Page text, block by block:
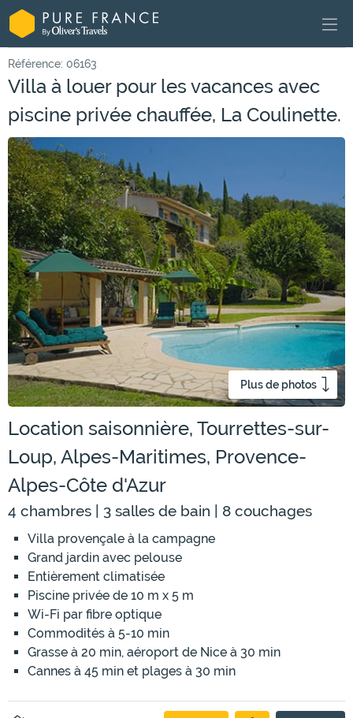
Référence: 06163
Villa à louer pour les vacances avec
piscine privée chauffée, La Coulinette.
Plus de photos
Location saisonnière, Tourrettes-sur-
Loup, Alpes-Maritimes, Provence-
Alpes-Côte d'Azur
4 chambres | 3 salles de bain | 8 couchages
Villa provençale à la campagne
Grand jardin avec pelouse
Entièrement climatisée
Piscine privée de 10 m x 5 m
Wi-Fi par fibre optique
Commodités à 5-10 min
Grasse à 20 min, aéroport de Nice à 30 min
Cannes à 45 min et plages à 30 min